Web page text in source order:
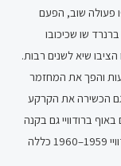
שיתפו פעולה שוב, הפעם
ג'ורג' ברנרד שו שכיכובו
ההופעות שהועלו הציבו שיא לשנים רבות.
היה "אופרה בגרוש", שרץ 2,707 הופעות והפך את המחזמר
גם הכשירה את הקרקע
ברודוויי גם בקנה
מידה קטן ובפורמט תזמורתי מצומצם. עונת אוף-ברודוויי 1959–1960 כללה